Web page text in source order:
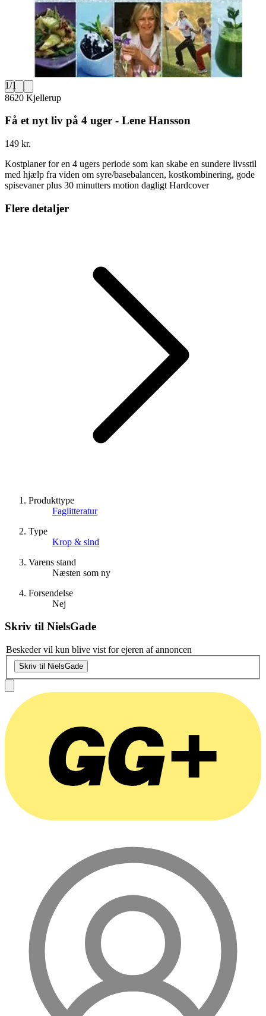
1/1
8620 Kjellerup
Få et nyt liv på 4 uger - Lene Hansson
149 kr.
Kostplaner for en 4 ugers periode som kan skabe en sundere livsstil
med hjælp fra viden om syre/basebalancen, kostkombinering, gode
spisevaner plus 30 minutters motion dagligt Hardcover
Flere detaljer
Produkttype
Faglitteratur
Type
Krop & sind
Varens stand
Næsten som ny
Forsendelse
Nej
Skriv til NielsGade
Beskeder vil kun blive vist for ejeren af annoncen
Skriv til NielsGade